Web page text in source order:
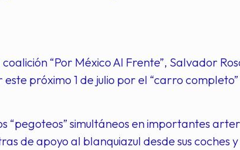
“Por México Al Frente”, Salvador
próximo 1 de julio por el “carro
“pegoteos” simultáneos en importantes
de apoyo al blanquiazul desde sus coches